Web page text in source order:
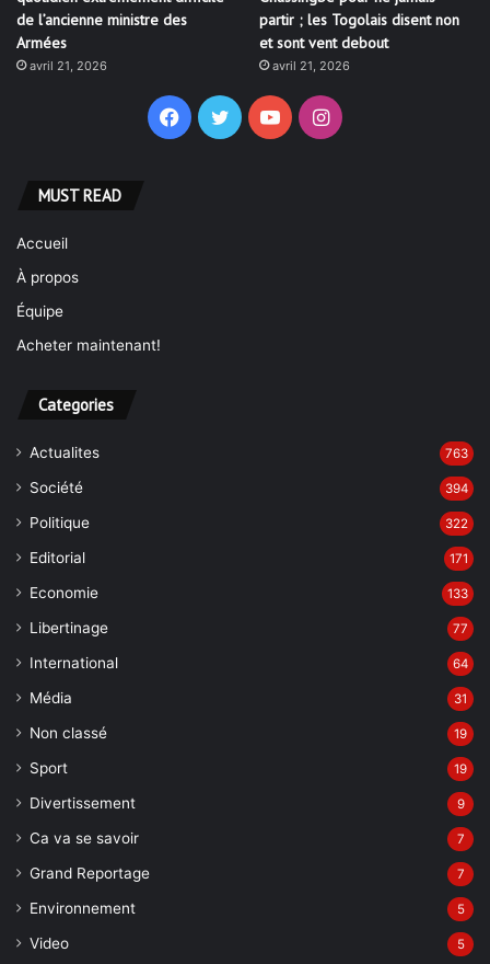
de l’ancienne ministre des
Armées
avril 21, 2026
partir ; les Togolais disent non
et sont vent debout
avril 21, 2026
Facebook
TwitterYouTubeInstagram
MUST READ
Accueil
À propos
Équipe
Acheter maintenant!
Categories
Actualites 763
Société 394
Politique 322
Editorial 171
Economie 133
Libertinage 77
International 64
Média 31
Non classé 19
Sport 19
Divertissement 9
Ca va se savoir 7
Grand Reportage 7
Environnement 5
Video 5